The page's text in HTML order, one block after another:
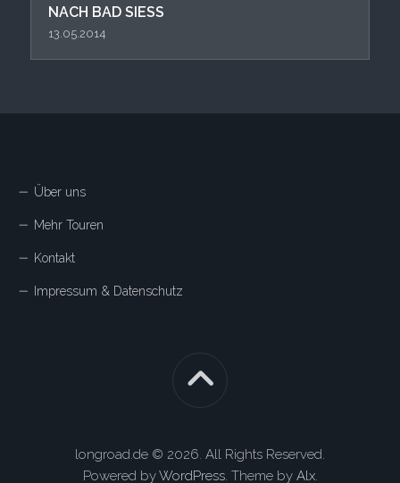
NACH BAD SIESS
13.05.2014
Über uns
Mehr Touren
Kontakt
Impressum & Datenschutz
longroad.de © 2026. All Rights Reserved.
Powered byWordPress. Theme by Alx.